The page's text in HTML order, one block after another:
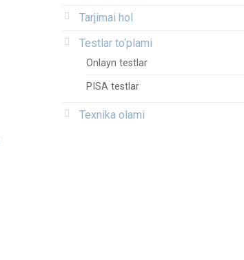
Tarjimai hol
Testlar to‘plami
Onlayn testlar
PISA testlar
Texnika olami